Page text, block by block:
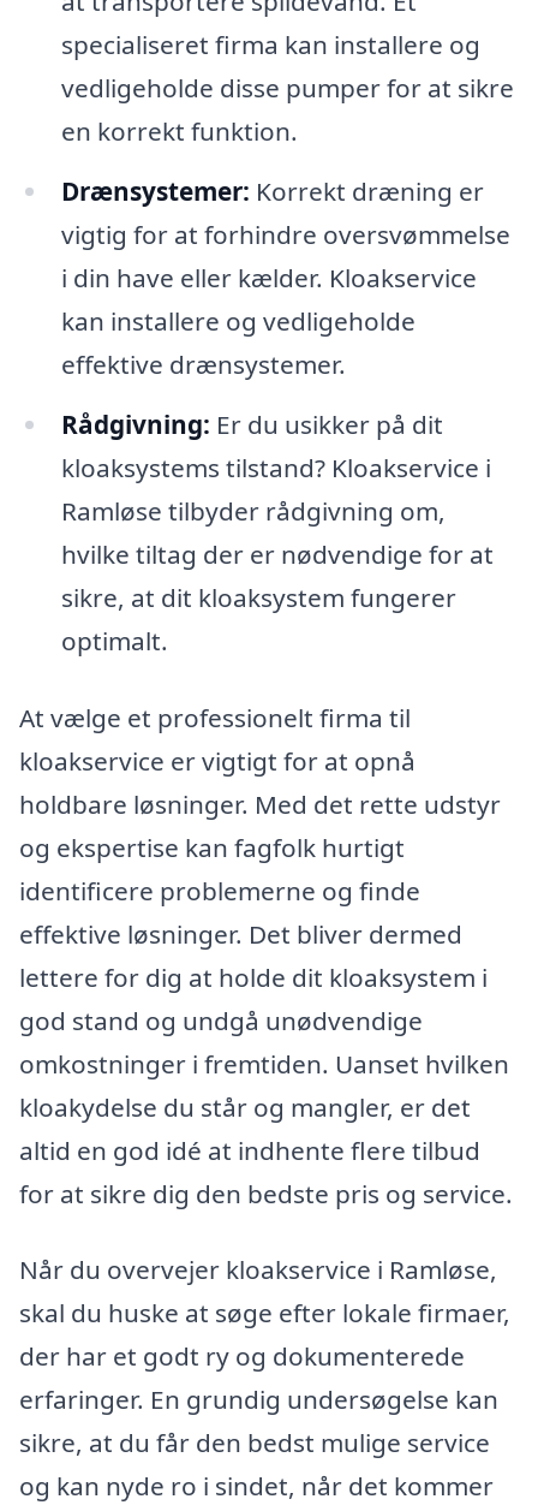
specialiseret firma kan installere og
vedligeholde disse pumper for at sikre
en korrekt funktion.
Drænsystemer: Korrekt dræning er
vigtig for at forhindre oversvømmelse
i din have eller kælder. Kloakservice
kan installere og vedligeholde
effektive drænsystemer.
Rådgivning: Er du usikker på dit
kloaksystems tilstand? Kloakservice i
Ramløse tilbyder rådgivning om,
hvilke tiltag der er nødvendige for at
sikre, at dit kloaksystem fungerer
optimalt.
At vælge et professionelt firma til
kloakservice er vigtigt for at opnå
holdbare løsninger. Med det rette udstyr
og ekspertise kan fagfolk hurtigt
identificere problemerne og finde
effektive løsninger. Det bliver dermed
lettere for dig at holde dit kloaksystem i
god stand og undgå unødvendige
omkostninger i fremtiden. Uanset hvilken
kloakydelse du står og mangler, er det
altid en god idé at indhente flere tilbud
for at sikre dig den bedste pris og service.
Når du overvejer kloakservice i Ramløse,
skal du huske at søge efter lokale firmaer,
der har et godt ry og dokumenterede
erfaringer. En grundig undersøgelse kan
sikre, at du får den bedst mulige service
og kan nyde ro i sindet, når det kommer